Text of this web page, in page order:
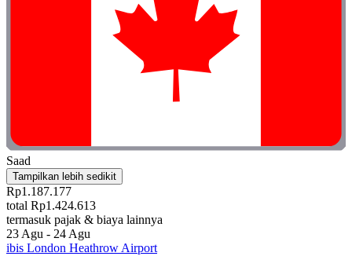
Saad
Tampilkan lebih sedikit
Rp1.187.177
total Rp1.424.613
termasuk pajak & biaya lainnya
23 Agu - 24 Agu
ibis London Heathrow Airport